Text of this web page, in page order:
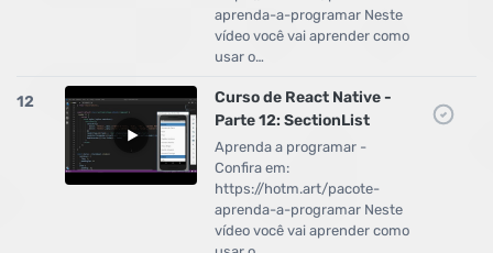
aprenda-a-programar Neste
vídeo você vai aprender como
usar o…
12
Curso de React Native -
Parte 12: SectionList
Aprenda a programar -
Confira em:
https://hotm.art/pacote-
aprenda-a-programar Neste
vídeo você vai aprender como